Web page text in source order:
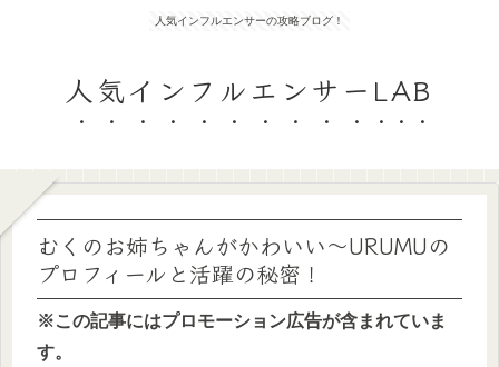
人気インフルエンサーの攻略ブログ！
人気インフルエンサーLAB
むくのお姉ちゃんがかわいい～URUMUの
プロフィールと活躍の秘密！
※この記事にはプロモーション広告が含まれていま
す。